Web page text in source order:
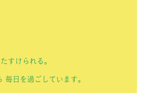
すけられる。
毎日を過ごしています。